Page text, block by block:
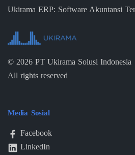
Ukirama ERP: Software Akuntansi
© 2026 PT Ukirama Solusi Indonesia
All rights reserved
Media Sosial
Facebook
LinkedIn